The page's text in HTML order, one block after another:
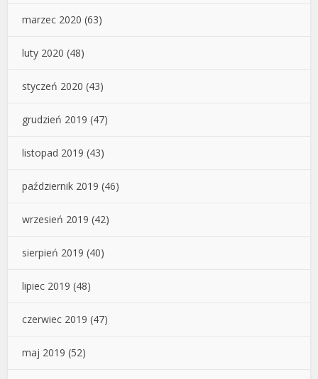
marzec 2020 (63)
luty 2020 (48)
styczeń 2020 (43)
grudzień 2019 (47)
listopad 2019 (43)
październik 2019 (46)
wrzesień 2019 (42)
sierpień 2019 (40)
lipiec 2019 (48)
czerwiec 2019 (47)
maj 2019 (52)